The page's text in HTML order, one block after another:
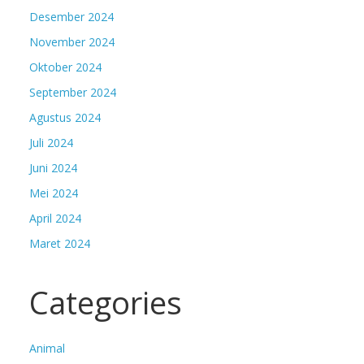
Desember 2024
November 2024
Oktober 2024
September 2024
Agustus 2024
Juli 2024
Juni 2024
Mei 2024
April 2024
Maret 2024
Categories
Animal